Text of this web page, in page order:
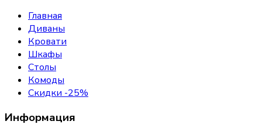
Главная
Диваны
Кровати
Шкафы
Столы
Комоды
Скидки -25%
Информация